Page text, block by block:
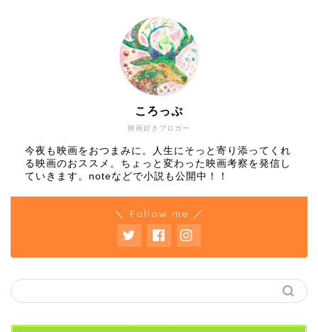
映画好きブロガー
ころっぷ
今夜も映画をおつまみに。人生にそっと寄り添ってくれ
る映画のおススメ。ちょっと変わった映画考察を発信し
ていきます。noteなどで小説も公開中！！
＼ Follow me ／